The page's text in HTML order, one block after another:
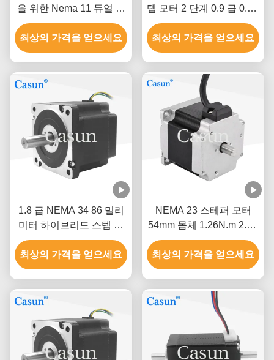
을 위한 Nema 11 듀얼 원
축 스테핑 모터
최상의 가격을 얻으세요
텝 모터 2 단계 0.9 급 0.8A
0.13N.M 4는 현명한 장비
를 전보로 청구합니다
최상의 가격을 얻으세요
1.8 급 NEMA 34 86 밀리
미터 하이브리드 스텝 모
터 길이 5N.M Cnc 장비 스
테핑 모터
최상의 가격을 얻으세요
NEMA 23 스테퍼 모터
54mm 몸체 1.26N.m 2.8A
CNC용 듀얼 샤프트
최상의 가격을 얻으세요